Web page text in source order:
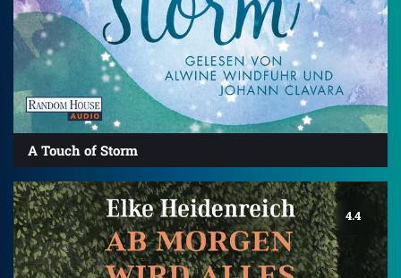
A Touch of Storm
4.4